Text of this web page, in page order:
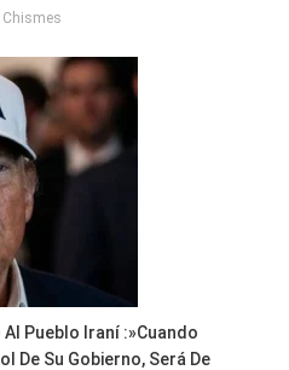
Chismes
Pueblo Iraní :»Cuando
De Su Gobierno, Será De